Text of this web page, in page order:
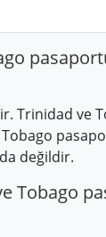
Trinidad ve
değildir.
Tobago